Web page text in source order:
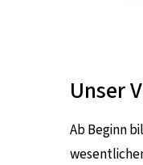
Unser
Ab Beginn